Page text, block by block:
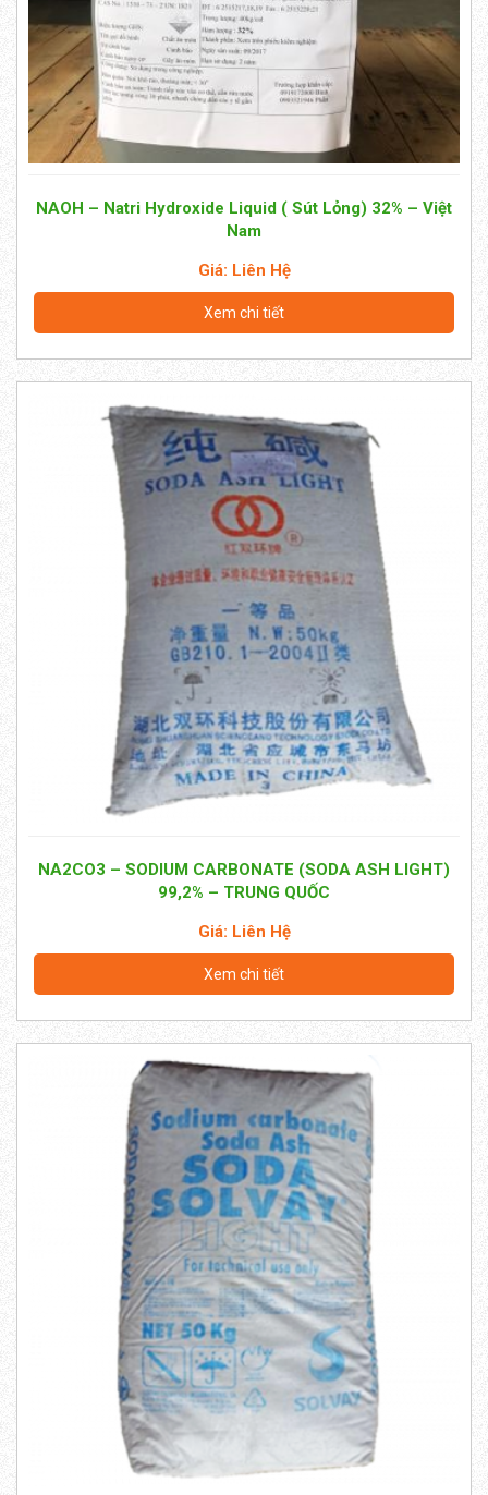
NAOH – Natri Hydroxide Liquid ( Sút Lỏng) 32% – Việt
Nam
Giá: Liên Hệ
Xem chi tiết
NA2CO3 – SODIUM CARBONATE (SODA ASH LIGHT)
99,2% – TRUNG QUỐC
Giá: Liên Hệ
Xem chi tiết